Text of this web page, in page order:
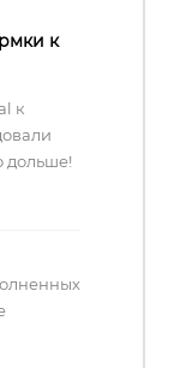
к
к
дольше!